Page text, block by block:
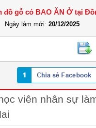
đồ gỗ có BAO ĂN Ở tại
Ngày làm mới: 20/12/2025
viên nhân sự